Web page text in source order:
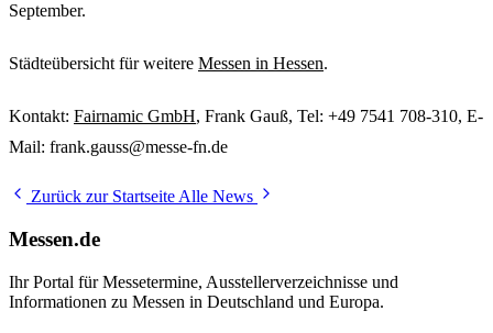
September.
Städteübersicht für weitere Messen in Hessen.
Kontakt: Fairnamic GmbH, Frank Gauß, Tel: +49 7541 708-310, E-
Mail: frank.gauss@messe-fn.de
Zurück zur Startseite Alle News
Messen.de
Ihr Portal für Messetermine, Ausstellerverzeichnisse und
Informationen zu Messen in Deutschland und Europa.